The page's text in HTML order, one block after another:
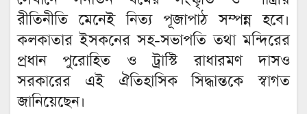
রীতিনীতি মেনেই নিত্য পূজাপাঠ সম্পন্ন হবে।
কলকাতার ইসকনের সহ-সভাপতি তথা মন্দিরের
প্রধান পুরোহিত ও ট্রাস্টি রাধারমণ দাসও
সরকারের এই ঐতিহাসিক সিদ্ধান্তকে স্বাগত
জানিয়েছেন।